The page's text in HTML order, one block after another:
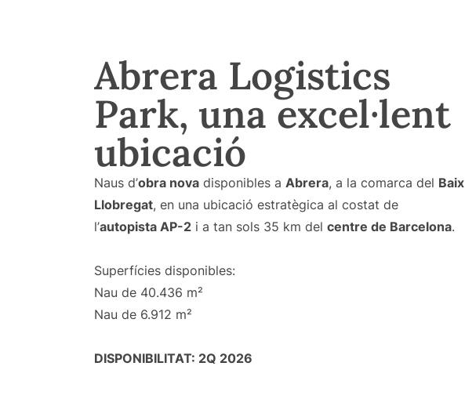
Abrera Logistics
Park, una excel·lent
ubicació
Naus d’obra nova disponibles a Abrera, a la comarca del Baix
Llobregat, en una ubicació estratègica al costat de
l’autopista AP-2 i a tan sols 35 km del centre de Barcelona.
Superfícies disponibles:
Nau de 40.436 m²
Nau de 6.912 m²
DISPONIBILITAT: 2Q 2026